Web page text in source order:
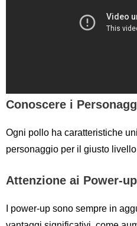
Conoscere i
Ogni pollo ha caratteristiche
personaggio per il giusto
Attenzione ai Power-up
I power-up sono sempre in